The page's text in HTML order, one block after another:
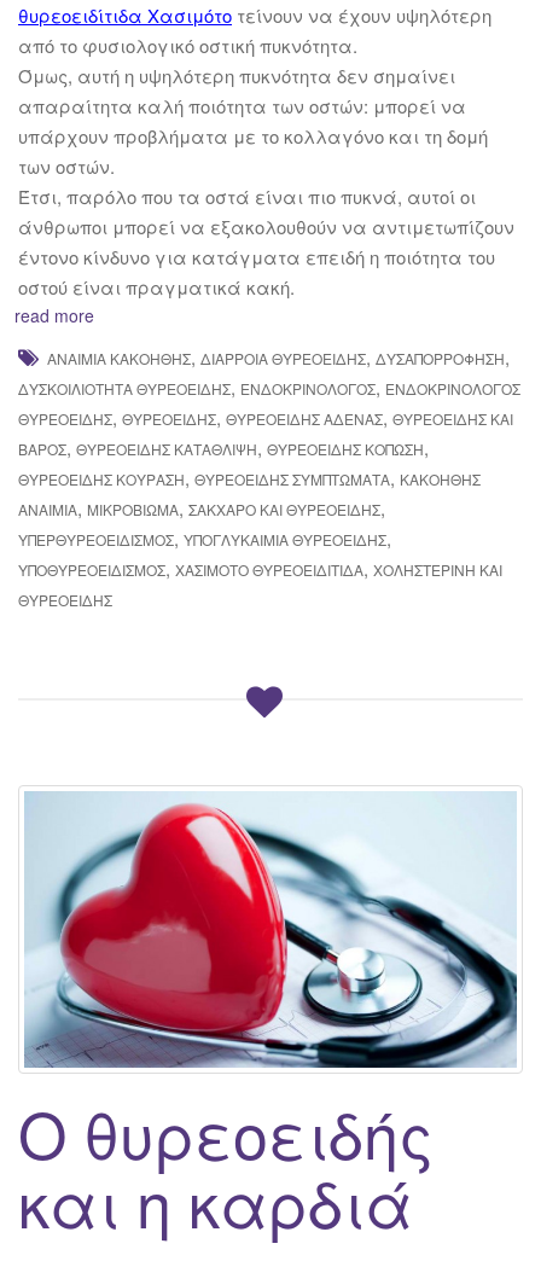
θυρεοειδίτιδα Χασιμότο τείνουν να έχουν υψηλότερη
από το φυσιολογικό οστική πυκνότητα.
Όμως, αυτή η υψηλότερη πυκνότητα δεν σημαίνει
απαραίτητα καλή ποιότητα των οστών: μπορεί να
υπάρχουν προβλήματα με το κολλαγόνο και τη δομή
των οστών.
Έτσι, παρόλο που τα οστά είναι πιο πυκνά, αυτοί οι
άνθρωποι μπορεί να εξακολουθούν να αντιμετωπίζουν
έντονο κίνδυνο για κατάγματα επειδή η ποιότητα του
οστού είναι πραγματικά κακή.
read more
ΑΝΑΙΜΊΑ ΚΑΚΟΉΘΗΣ, ΔΙΆΡΡΟΙΑ ΘΥΡΕΟΕΙΔΉΣ, ΔΥΣΑΠΟΡΡΌΦΗΣΗ,
ΔΥΣΚΟΙΛΙΌΤΗΤΑ ΘΥΡΕΟΕΙΔΉΣ, ΕΝΔΟΚΡΙΝΟΛΌΓΟΣ, ΕΝΔΟΚΡΙΝΟΛΌΓΟΣ
ΘΥΡΕΟΕΙΔΉΣ, ΘΥΡΕΟΕΙΔΉΣ, ΘΥΡΕΟΕΙΔΉΣ ΑΔΈΝΑΣ, ΘΥΡΕΟΕΙΔΉΣ ΚΑΙ
ΒΆΡΟΣ, ΘΥΡΕΟΕΙΔΉΣ ΚΑΤΆΘΛΙΨΗ, ΘΥΡΕΟΕΙΔΉΣ ΚΌΠΩΣΗ,
ΘΥΡΕΟΕΙΔΉΣ ΚΟΎΡΑΣΗ, ΘΥΡΕΟΕΙΔΉΣ ΣΥΜΠΤΏΜΑΤΑ, ΚΑΚΟΉΘΗΣ
ΑΝΑΙΜΊΑ, ΜΙΚΡΟΒΊΩΜΑ, ΣΆΚΧΑΡΟ ΚΑΙ ΘΥΡΕΟΕΙΔΉΣ,
ΥΠΕΡΘΥΡΕΟΕΙΔΙΣΜΌΣ, ΥΠΟΓΛΥΚΑΙΜΊΑ ΘΥΡΕΟΕΙΔΉΣ,
ΥΠΟΘΥΡΕΟΕΙΔΙΣΜΌΣ, ΧΑΣΙΜΟΤΟ ΘΥΡΕΟΕΙΔΊΤΙΔΑ, ΧΟΛΗΣΤΕΡΊΝΗ ΚΑΙ
ΘΥΡΕΟΕΙΔΉΣ
Ο θυρεοειδής
και η καρδιά